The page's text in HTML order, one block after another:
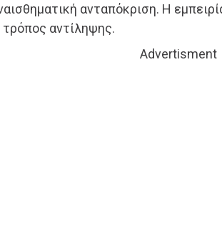
ανταπόκριση. Η
αντίληψης.
Advertisment